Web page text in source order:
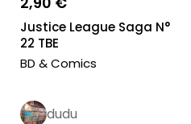
Justice League Saga N°
22 TBE
BD & Comics
dudu